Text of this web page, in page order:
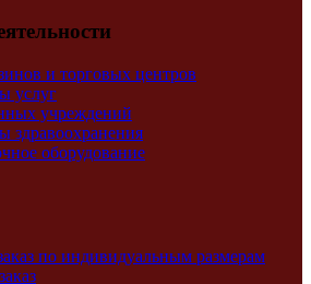
и торговых центров
услуг
учреждений
здравоохранения
оборудование
по индивидуальным размерам